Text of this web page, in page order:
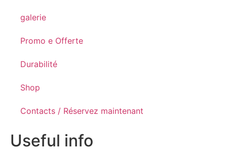
galerie
Promo e Offerte
Durabilité
Shop
Contacts / Réservez maintenant
Useful info